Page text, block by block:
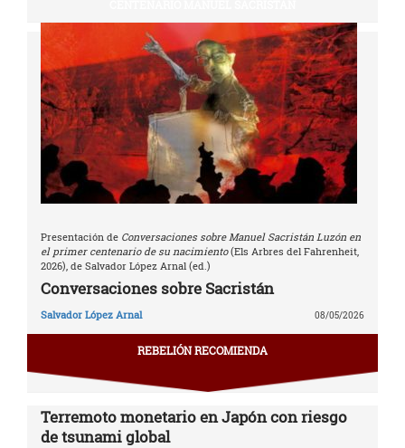
Presentación de Conversaciones sobre Manuel Sacristán Luzón en
el primer centenario de su nacimiento(Els Arbres del Fahrenheit,
2026), de Salvador López Arnal (ed.)
Conversaciones sobre Sacristán
Salvador López Arnal 08/05/2026
REBELIÓN RECOMIENDA
Terremoto monetario en Japón con riesgo
de tsunami global